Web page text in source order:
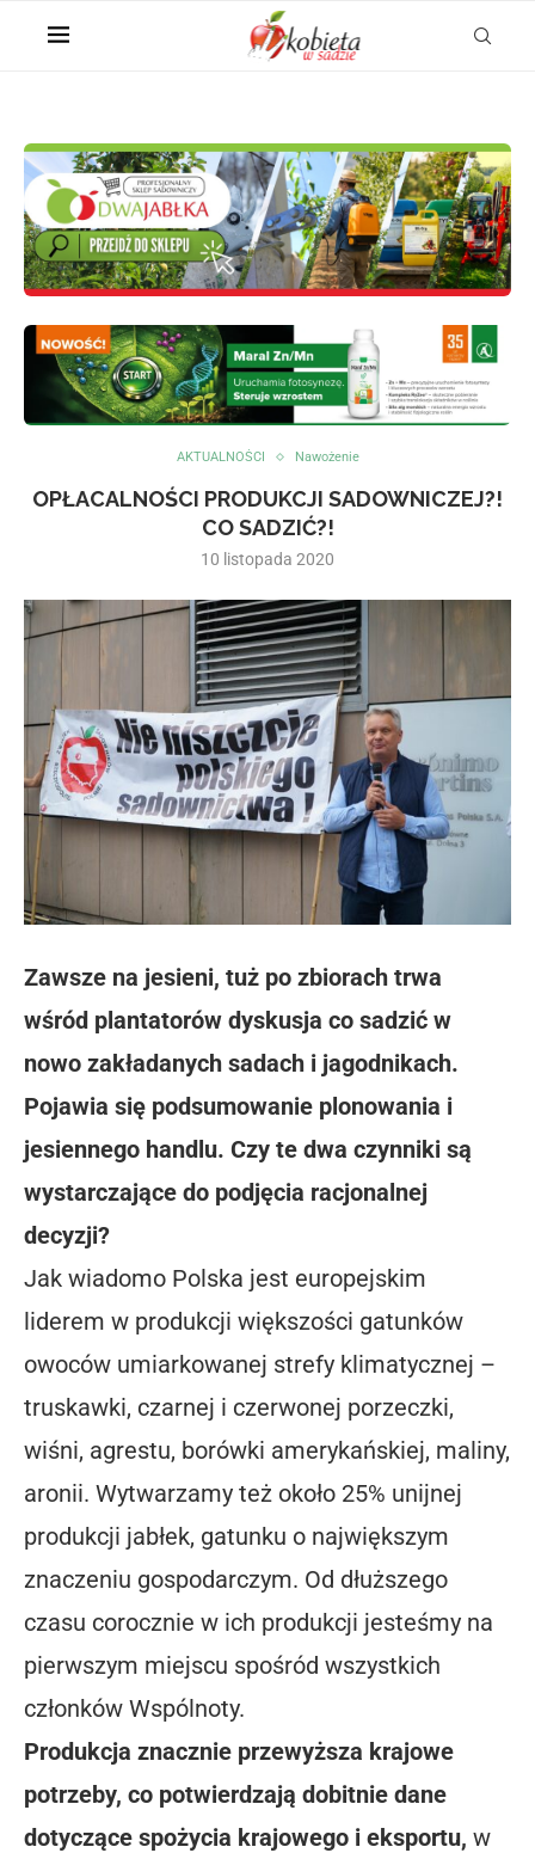
AKTUALNOŚCI Nawożenie
OPŁACALNOŚCI PRODUKCJI SADOWNICZEJ?!
CO SADZIĆ?!
10 listopada 2020
Zawsze na jesieni, tuż po zbiorach trwa
wśród plantatorów dyskusja co sadzić w
nowo zakładanych sadach i jagodnikach.
Pojawia się podsumowanie plonowania i
jesiennego handlu. Czy te dwa czynniki są
wystarczające do podjęcia racjonalnej
decyzji?
Jak wiadomo Polska jest europejskim
liderem w produkcji większości gatunków
owoców umiarkowanej strefy klimatycznej –
truskawki, czarnej i czerwonej porzeczki,
wiśni, agrestu, borówki amerykańskiej, maliny,
aronii. Wytwarzamy też około 25% unijnej
produkcji jabłek, gatunku o największym
znaczeniu gospodarczym. Od dłuższego
czasu corocznie w ich produkcji jesteśmy na
pierwszym miejscu spośród wszystkich
członków Wspólnoty.
Produkcja znacznie przewyższa krajowe
potrzeby, co potwierdzają dobitnie dane
dotyczące spożycia krajowego i eksportu, w